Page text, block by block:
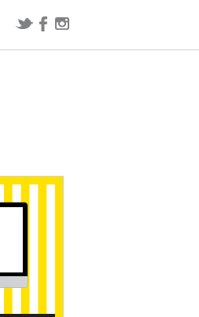
映画「スラムダンク」の内容を予想